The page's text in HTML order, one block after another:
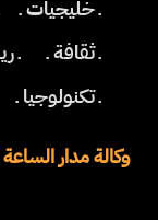
ـ خليجيات ـ
ـ ثقافة ـ
ـ
ـ تكنولوجيا ـ